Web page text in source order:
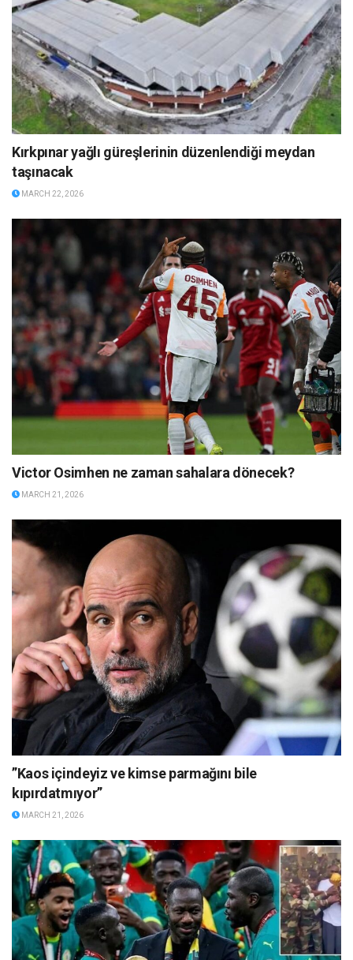
Kırkpınar yağlı güreşlerinin düzenlendiği meydan
taşınacak
MARCH 22, 2026
Victor Osimhen ne zaman sahalara dönecek?
MARCH 21, 2026
”Kaos içindeyiz ve kimse parmağını bile
kıpırdatmıyor”
MARCH 21, 2026